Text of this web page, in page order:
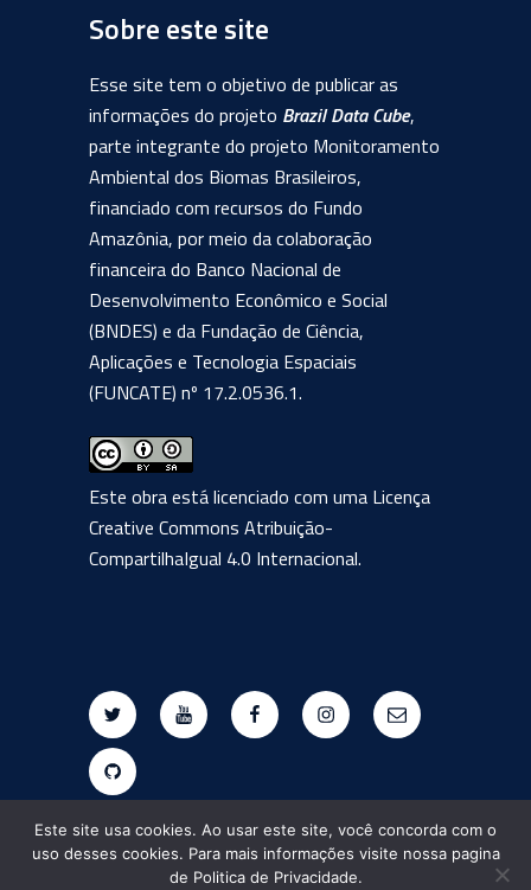
Sobre este site
Esse site tem o objetivo de publicar as
informações do projeto Brazil Data Cube,
parte integrante do projeto Monitoramento
Ambiental dos Biomas Brasileiros,
financiado com recursos do Fundo
Amazônia, por meio da colaboração
financeira do Banco Nacional de
Desenvolvimento Econômico e Social
(BNDES) e da Fundação de Ciência,
Aplicações e Tecnologia Espaciais
(FUNCATE) nº 17.2.0536.1.
Este obra está licenciado com uma Licença
Creative Commons Atribuição-
CompartilhaIgual 4.0 Internacional.
Twitter Youtube FacebookInstagramE-
mail
Github
Este site usa cookies. Ao usar este site, você concorda com o
uso desses cookies. Para mais informações visite nossa pagina
de Politica de Privacidade.